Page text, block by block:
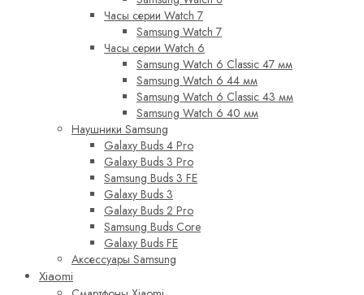
Часы серии Watch 7
Samsung Watch 7
Часы серии Watch 6
Samsung Watch 6 Classic 47 мм
Samsung Watch 6 44 мм
Samsung Watch 6 Classic 43 мм
Samsung Watch 6 40 мм
Наушники Samsung
Galaxy Buds 4 Pro
Galaxy Buds 3 Pro
Samsung Buds 3 FE
Galaxy Buds 3
Galaxy Buds 2 Pro
Samsung Buds Core
Galaxy Buds FE
Аксессуары Samsung
Xiaomi